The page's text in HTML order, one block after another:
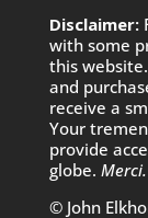
Disclaimer:
with some
this
and
receive a
Your
provide
globe. Merci.
© John